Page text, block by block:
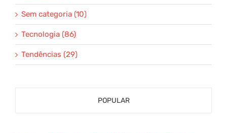
Sem categoria (10)
Tecnologia (86)
Tendências (29)
POPULAR